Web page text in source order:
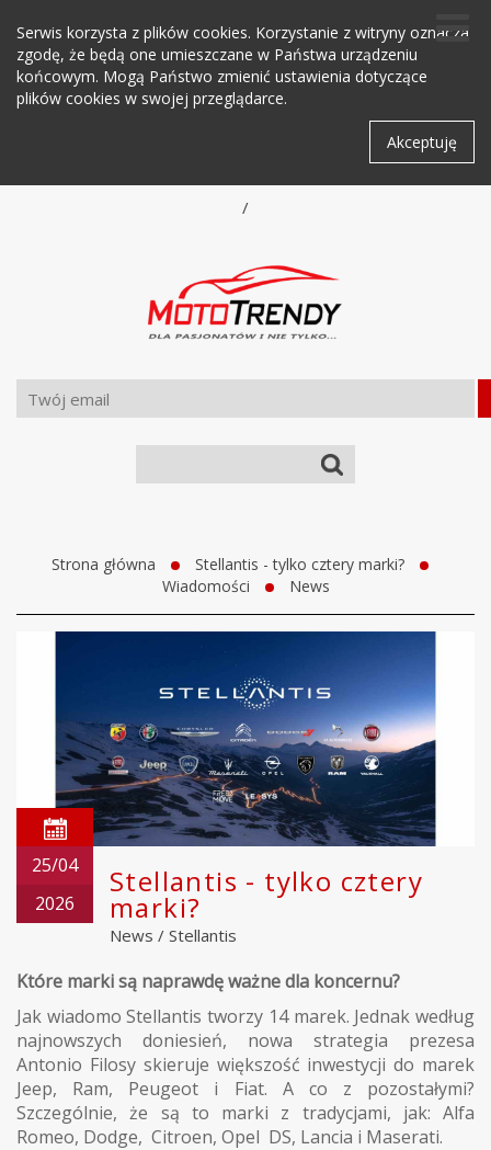
Serwis korzysta z plików cookies. Korzystanie z witryny oznacza
zgodę, że będą one umieszczane w Państwa urządzeniu
końcowym. Mogą Państwo zmienić ustawienia dotyczące
plików cookies w swojej przeglądarce.
Akceptuję
/
Strona główna
Stellantis - tylko cztery marki?
Wiadomości
News
25/04
2026
Stellantis - tylko cztery
marki?
News / Stellantis
Które marki są naprawdę ważne dla koncernu?
Jak wiadomo Stellantis tworzy 14 marek. Jednak według
najnowszych doniesień, nowa strategia prezesa
Antonio Filosy skieruje większość inwestycji do marek
Jeep, Ram, Peugeot i Fiat. A co z pozostałymi?
Szczególnie, że są to marki z tradycjami, jak: Alfa
Romeo, Dodge, Citroen, Opel DS, Lancia i Maserati.